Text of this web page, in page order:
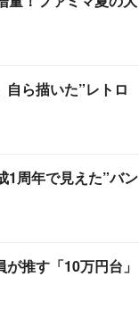
ら描いた”レトロ
1周年で見えた”バン
が推す「10万円台」